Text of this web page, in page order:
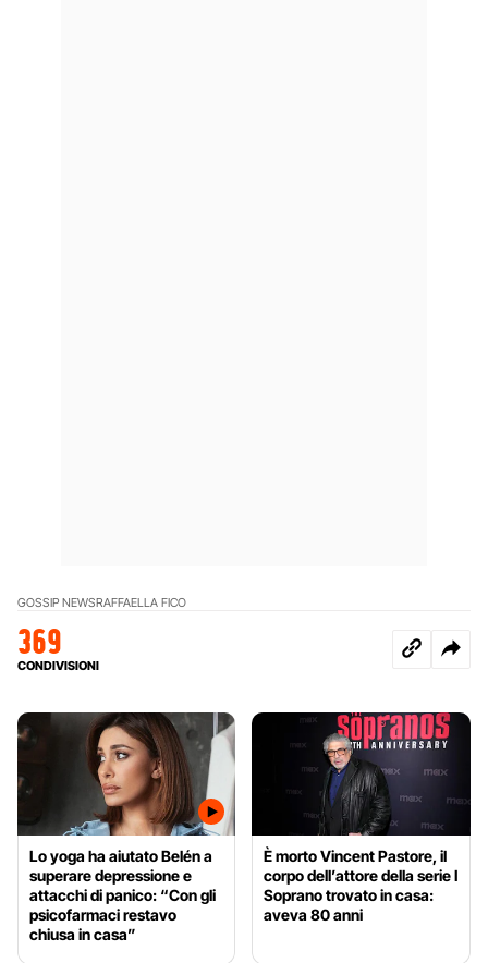
GOSSIP NEWSRAFFAELLA FICO
369
CONDIVISIONI
Lo yoga ha aiutato Belén a
superare depressione e
attacchi di panico: “Con gli
psicofarmaci restavo
chiusa in casa”
È morto Vincent Pastore, il
corpo dell’attore della serie I
Soprano trovato in casa:
aveva 80 anni